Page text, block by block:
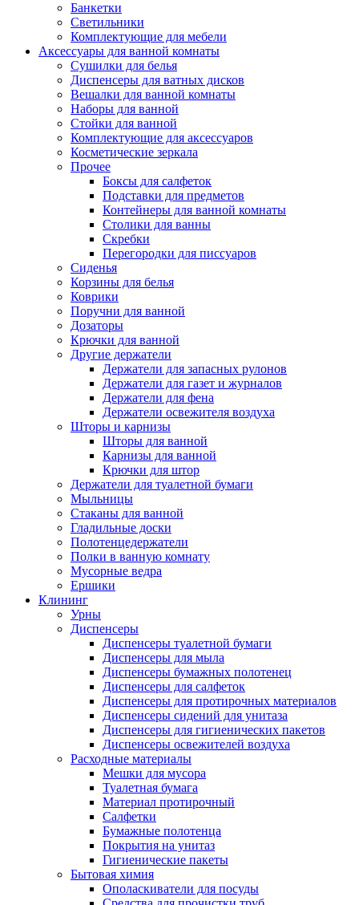
Банкетки
Светильники
Комплектующие для мебели
Аксессуары для ванной комнаты
Сушилки для белья
Диспенсеры для ватных дисков
Вешалки для ванной комнаты
Наборы для ванной
Стойки для ванной
Комплектующие для аксессуаров
Косметические зеркала
Прочее
Боксы для салфеток
Подставки для предметов
Контейнеры для ванной комнаты
Столики для ванны
Скребки
Перегородки для писсуаров
Сиденья
Корзины для белья
Коврики
Поручни для ванной
Дозаторы
Крючки для ванной
Другие держатели
Держатели для запасных рулонов
Держатели для газет и журналов
Держатели для фена
Держатели освежителя воздуха
Шторы и карнизы
Шторы для ванной
Карнизы для ванной
Крючки для штор
Держатели для туалетной бумаги
Мыльницы
Стаканы для ванной
Гладильные доски
Полотенцедержатели
Полки в ванную комнату
Мусорные ведра
Ершики
Клининг
Урны
Диспенсеры
Диспенсеры туалетной бумаги
Диспенсеры для мыла
Диспенсеры бумажных полотенец
Диспенсеры для салфеток
Диспенсеры для протирочных материалов
Диспенсеры сидений для унитаза
Диспенсеры для гигиенических пакетов
Диспенсеры освежителей воздуха
Расходные материалы
Мешки для мусора
Туалетная бумага
Материал протирочный
Салфетки
Бумажные полотенца
Покрытия на унитаз
Гигиенические пакеты
Бытовая химия
Ополаскиватели для посуды